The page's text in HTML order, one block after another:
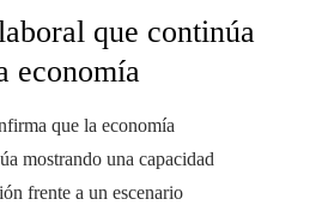
que continúa
economía
que la economía
mostrando una capacidad
frente a un escenario